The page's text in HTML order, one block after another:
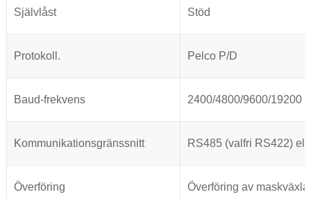
Självlåst Stöd
Protokoll. Pelco P/D
Baud-frekvens 2400/4800/9600/19200
Kommunikationsgränssnitt RS485 (valfri RS422)
Överföring Överföring av